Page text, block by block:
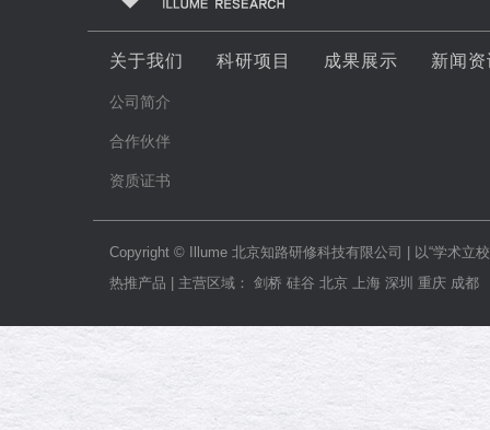
关于我们
公司简介
合作伙伴
资质证书
科研项目 成果展示 新闻
Copyright © Illume 北京知路研修科技有限公司 | 以“学术立
热推产品 | 主营区域： 剑桥 硅谷 北京 上海 深圳 重庆